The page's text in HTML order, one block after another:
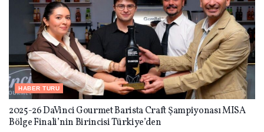
HABER TURU
2025-26 DaVinci Gourmet Barista Craft Şampiyonası MISA
Bölge Finali’nin Birincisi Türkiye’den